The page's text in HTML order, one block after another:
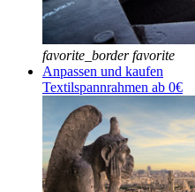
favorite_border favorite
Anpassen und kaufen
Textilspannrahmen ab 0€